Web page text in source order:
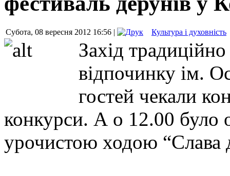
Субота, 08 вересня 2012 16:56 | Культура і духовність
Захід
відпочинку ім.
гостей чекали
конкурси. А о 12.00 було
урочистою ходою “Слава